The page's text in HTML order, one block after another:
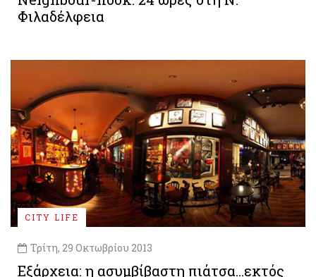
Φιλαδέλφεια
CITY LIFE
Τρίτη, 29 Οκτωβρίου 2013
Εξάρχεια: η ασυμβίβαστη πιάτσα...εκτός